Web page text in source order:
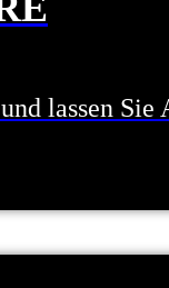
lassen